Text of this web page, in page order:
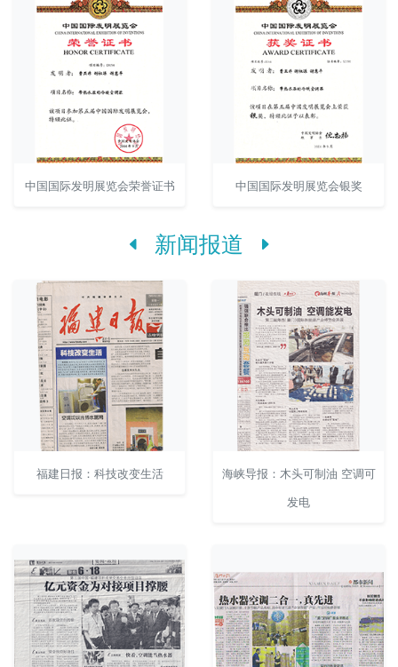
中国国际发明展览会荣誉证书 中国国际发明展览会银奖
新闻报道
福建日报：科技改变生活 海峡导报：木头可制油 空调可
发电